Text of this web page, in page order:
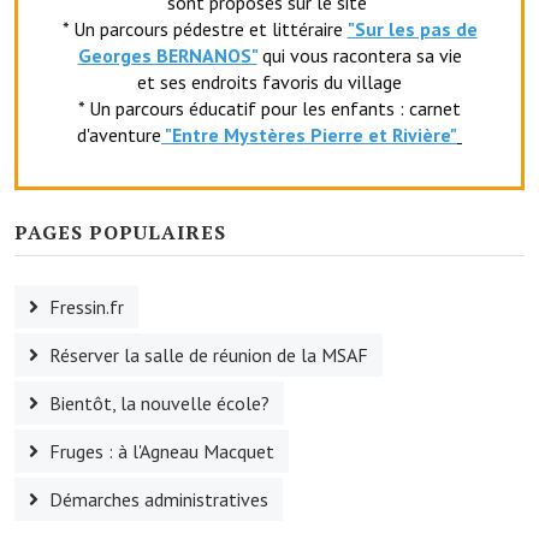
Artisans
Agents immobiliers
Réserver une salle
* Un parcours pédestre et littéraire "Sur les pas de
Georges BERNANOS" qui vous racontera sa vie
et ses endroits favoris du village
* Un parcours éducatif pour les enfants : carnet
d'aventure "Entre Mystères Pierre et Rivière"
PAGES POPULAIRES
Fressin.fr
Réserver la salle de réunion de la MSAF
Bientôt, la nouvelle école?
Fruges : à l'Agneau Macquet
Démarches administratives